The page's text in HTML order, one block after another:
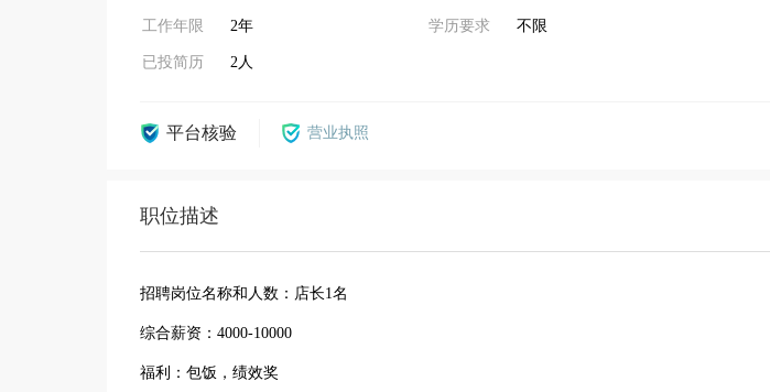
工作年限 2年
已投简历 2人
学历要求 不限
平台核验 营业执照
职位描述
招聘岗位名称和人数：店长1名
综合薪资：4000-10000
福利：包饭，绩效奖